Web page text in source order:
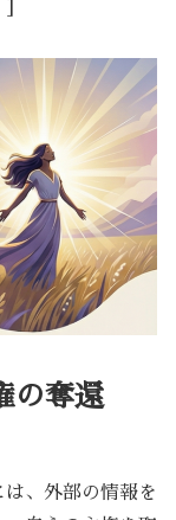
の奪還
、外部の情報を